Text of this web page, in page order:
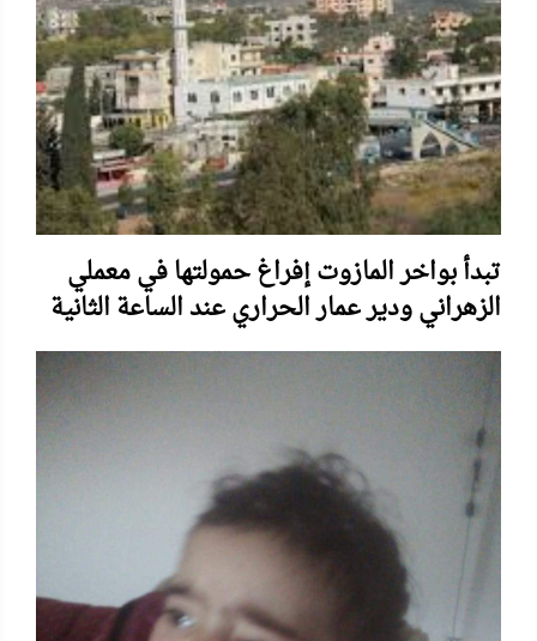
تبدأ بواخر المازوت إفراغ حمولتها في معملي
الزهراني ودير عمار الحراري عند الساعة الثانية